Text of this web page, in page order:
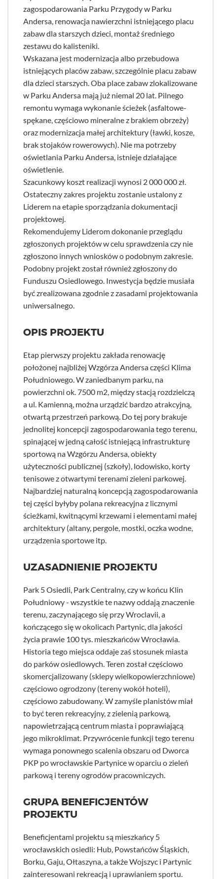
zagospodarowania Parku Przygody w Parku
Andersa, renowacja nawierzchni istniejącego placu
zabaw dla starszych dzieci, montaż średniego
zestawu do kalisteniki.
Wskazana jest modernizacja albo przebudowa
istniejących placów zabaw, szczególnie placu zabaw
dla dzieci starszych. Oba place zabaw zlokalizowane
w Parku Andersa mają już niemal 20 lat. Pilnego
remontu wymaga wykonanie ścieżek (asfaltowe-
spękane, częściowo mineralne z brakiem obrzeży)
oraz modernizacja małej architektury (ławki, kosze,
brak stojaków rowerowych). Nie ma potrzeby
oświetlania Parku Andersa, istnieje działające
oświetlenie.
Szacunkowy koszt realizacji wynosi 2 000 000 zł.
Ostateczny zakres projektu zostanie ustalony z
Liderem na etapie sporządzania dokumentacji
projektowej.
Rekomendujemy Liderom dokonanie przeglądu
zgłoszonych projektów w celu sprawdzenia czy nie
zgłoszono innych wniosków o podobnym zakresie.
Podobny projekt został również zgłoszony do
Funduszu Osiedlowego. Inwestycja będzie musiała
być zrealizowana zgodnie z zasadami projektowania
uniwersalnego.
OPIS PROJEKTU
Etap pierwszy projektu zakłada renowację
położonej najbliżej Wzgórza Andersa części Klima
Południowego. W zaniedbanym parku, na
powierzchni ok. 7500 m2, między stacją rozdzielczą
a ul. Kamienną, można urządzić bardzo atrakcyjną,
otwartą przestrzeń parkową. Do tej pory brakuje
jednolitej koncepcji zagospodarowania tego terenu,
spinającej w jedną całość istniejącą infrastrukturę
sportową na Wzgórzu Andersa, obiekty
użyteczności publicznej (szkoły), lodowisko, korty
tenisowe z otwartymi terenami zieleni parkowej.
Najbardziej naturalną koncepcją zagospodarowania
tej części byłyby polana rekreacyjna z licznymi
ścieżkami, kwitnącymi krzewami i elementami małej
architektury (altany, pergole, mostki, oczka wodne,
urządzenia sportowe itp.
UZASADNIENIE PROJEKTU
Park 5 Osiedli, Park Centralny, czy w końcu Klin
Południowy - wszystkie te nazwy oddają znaczenie
terenu, zaczynającego się przy Wroclavii, a
kończącego się w okolicach Partynic, dla jakości
życia prawie 100 tys. mieszkańców Wrocławia.
Historia tego miejsca oddaje zaś stosunek miasta
do parków osiedlowych. Teren został częściowo
skomercjalizowany (sklepy wielkopowierzchniowe)
częściowo ogrodzony (tereny wokół hoteli),
częściowo zabudowany. W zamyśle planistów miał
to być teren rekreacyjny, z zielenią parkową,
napowietrzającą centrum miasta i poprawiającą
jego mikroklimat. Przywrócenie funkcji tego terenu
wymaga ponownego scalenia obszaru od Dworca
PKP po wrocławskie Partynice w oparciu o zieleń
parkową i tereny ogrodów pracowniczych.
GRUPA BENEFICJENTÓW
PROJEKTU
Beneficjentami projektu są mieszkańcy 5
wrocławskich osiedli: Hub, Powstańców Śląskich,
Borku, Gaju, Ołtaszyna, a także Wojszyc i Partynic
zainteresowani rekreacją i uprawianiem sportu.